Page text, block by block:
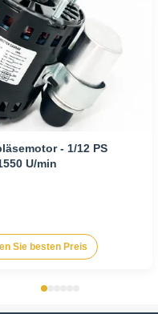
- 1/12 PS
U/min
Sie besten Preis